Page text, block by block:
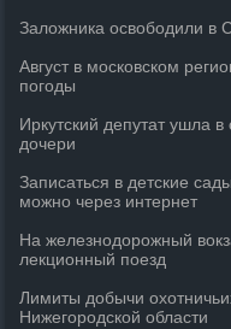
Заложника освободили в
Август в московском
погоды
Иркутский депутат ушла
дочери
Записаться в детские
можно через интернет
На железнодорожный
лекционный поезд
Лимиты добычи
Нижегородской области